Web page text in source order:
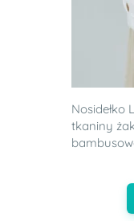
Nosidełko
tkaniny